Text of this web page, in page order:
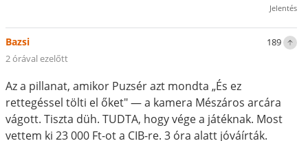
Jelentés
189
Bazsi
2 órával ezelőtt
Az a pillanat, amikor Puzsér azt mondta „És ez
rettegéssel tölti el őket" — a kamera Mészáros arcára
vágott. Tiszta düh. TUDTA, hogy vége a játéknak. Most
vettem ki 23 000 Ft-ot a CIB-re. 3 óra alatt jóváírták.